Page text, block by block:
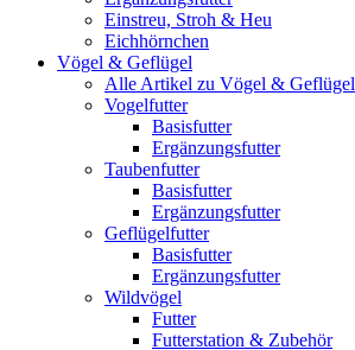
Einstreu, Stroh & Heu
Eichhörnchen
Vögel & Geflügel
Alle Artikel zu Vögel & Geflügel
Vogelfutter
Basisfutter
Ergänzungsfutter
Taubenfutter
Basisfutter
Ergänzungsfutter
Geflügelfutter
Basisfutter
Ergänzungsfutter
Wildvögel
Futter
Futterstation & Zubehör